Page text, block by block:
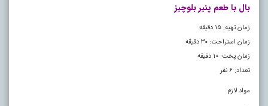
بال با طعم پنیر بلوچیز
زمان تهیه: ۱۵ دقیقه
زمان استراحت: ۳۰ دقیقه
زمان پخت: ۱۰ دقیقه
تعداد: ۶ نفر
مواد لازم